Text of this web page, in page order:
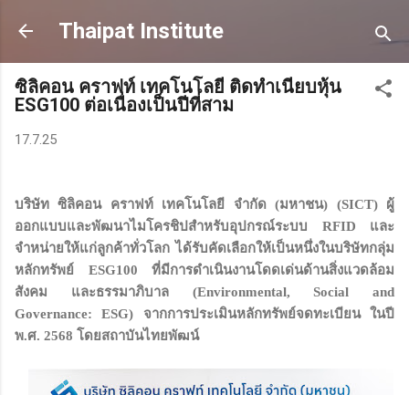
Skip to main content
Thaipat Institute
ซิลิคอน คราฟท์ เทคโนโลยี ติดทำเนียบหุ้น
ESG100 ต่อเนื่องเป็นปีที่สาม
17.7.25
บริษัท ซิลิคอน คราฟท์ เทคโนโลยี จำกัด (มหาชน) (SICT) ผู้
ออกแบบและพัฒนาไมโครชิปสำหรับอุปกรณ์ระบบ RFID และ
จำหน่ายให้แก่ลูกค้าทั่วโลก ได้รับคัดเลือกให้เป็นหนึ่งในบริษัทกลุ่ม
หลักทรัพย์ ESG100 ที่มีการดำเนินงานโดดเด่นด้านสิ่งแวดล้อม
สังคม และธรรมาภิบาล (Environmental, Social and
Governance: ESG) จากการประเมินหลักทรัพย์จดทะเบียน ในปี
พ.ศ. 2568 โดยสถาบันไทยพัฒน์